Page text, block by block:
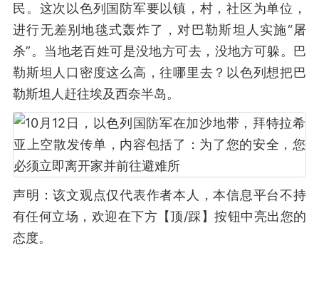
民。这次以色列国防军要以镇，村，社区为单位，
进行无差别地毯式轰炸了，对巴勒斯坦人实施“屠
杀”。当地老百姓可是没地方可去，没地方可躲。巴
勒斯坦人口密度这么高，往哪里去？以色列想把巴
勒斯坦人赶往埃及西奈半岛。
声明：该文观点仅代表作者本人，本信息平台不持
有任何立场，欢迎在下方【顶/踩】按钮中亮出您的
态度。